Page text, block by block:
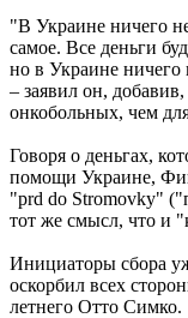
"В Украине ничего
самое. Все деньги
но в Украине ничего
– заявил он,
онкобольных, чем
Говоря о деньгах,
помощи Украине,
"prd do Stromovky"
тот же смысл, что и
Инициаторы сбора
оскорбил всех
летнего Отто Симко.